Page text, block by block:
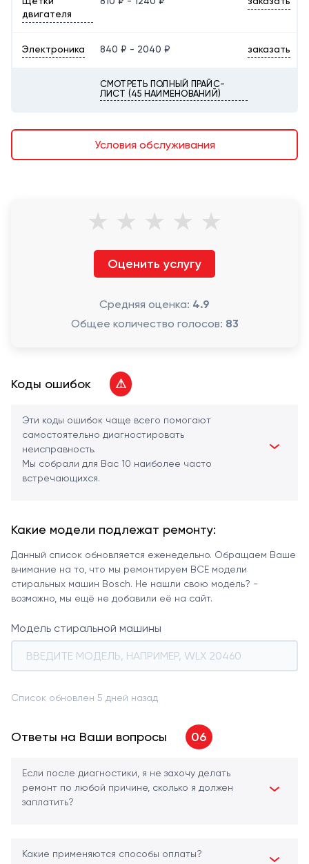
двигателя
Электроника 840 ₽ - 2040 ₽ заказать
СМОТРЕТЬ ПОЛНЫЙ ПРАЙС-
ЛИСТ (45 НАИМЕНОВАНИЙ)
Условия обслуживания
★ ★ ★ ★ ★
Оценить услугу
Средняя оценка: 4.9
Общее количество голосов: 83
Коды ошибок ⚠
Эти коды ошибок чаще всего помогают
самостоятельно диагностировать
неисправность.
Мы собрали для Вас 10 наиболее часто
встречающихся.
Какие модели подлежат ремонту:
Данный список обновляется еженедельно. Обращаем Ваше
внимание на то, что мы ремонтируем ВСЕ модели
стиральных машин Bosch. Не нашли свою модель? -
возможно, мы ещё не добавили её на сайт.
Модель стиральной машины
Список обновлен 5 дней назад
Ответы на Ваши вопросы 06
Если после диагностики, я не захочу делать
ремонт по любой причине, сколько я должен
заплатить?
Какие применяются способы оплаты?